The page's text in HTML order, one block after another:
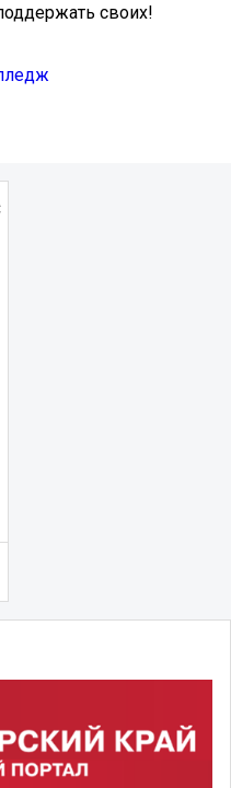
своих!